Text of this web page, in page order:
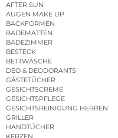
AFTER SUN
AUGEN MAKE UP
BACKFORMEN
BADEMATTEN
BADEZIMMER
BESTECK
BETTWÄSCHE
DEO & DEODORANTS
GÄSTETÜCHER
GESICHTSCREME
GESICHTSPFLEGE
GESICHTSREINIGUNG HERREN
GRILLER
HANDTÜCHER
KERZEN